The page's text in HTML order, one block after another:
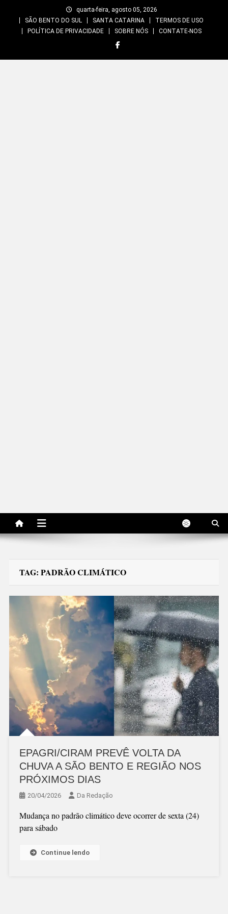
quarta-feira, agosto 05, 2026
SÃO BENTO DO SUL
SANTA CATARINA
TERMOS DE USO
POLÍTICA DE PRIVACIDADE
SOBRE NÓS CONTATE-NOS
TAG: PADRÃO CLIMÁTICO
EPAGRI/CIRAM PREVÊ VOLTA DA
CHUVA A SÃO BENTO E REGIÃO NOS
PRÓXIMOS DIAS
20/04/2026 Da Redação
Mudança no padrão climático deve ocorrer de sexta (24)
para sábado
Continue lendo